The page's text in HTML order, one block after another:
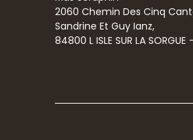
2060 Chemin Des Cinq
Sandrine Et Guy Ianz,
84800 L ISLE SUR LA SORGUE